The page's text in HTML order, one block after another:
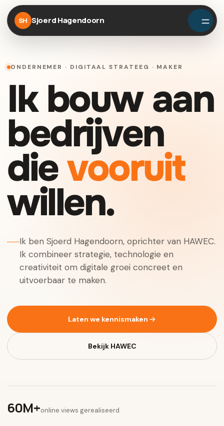
SH Sjoerd Hagendoorn
ONDERNEMER · DIGITAAL STRATEEG · MAKER
Ik bouw aan
bedrijven
dievooruit
willen.
Ik ben Sjoerd Hagendoorn, oprichter van HAWEC.
Ik combineer strategie, technologie en
creativiteit om digitale groei concreet en
uitvoerbaar te maken.
Laten we kennismaken
Bekijk HAWEC
60M+online views gerealiseerd